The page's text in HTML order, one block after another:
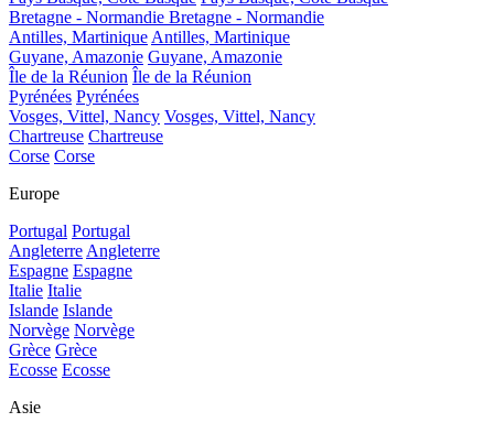
Bretagne - Normandie Bretagne - Normandie
Antilles, Martinique Antilles, Martinique
Guyane, Amazonie Guyane, Amazonie
Île de la Réunion Île de la Réunion
Pyrénées Pyrénées
Vosges, Vittel, Nancy Vosges, Vittel, Nancy
Chartreuse Chartreuse
Corse Corse
Europe
Portugal Portugal
Angleterre Angleterre
Espagne Espagne
Italie Italie
Islande Islande
Norvège Norvège
Grèce Grèce
Ecosse Ecosse
Asie